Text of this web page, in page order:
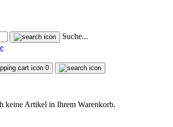
Suche...
0
keine Artikel in Ihrem Warenkorb.